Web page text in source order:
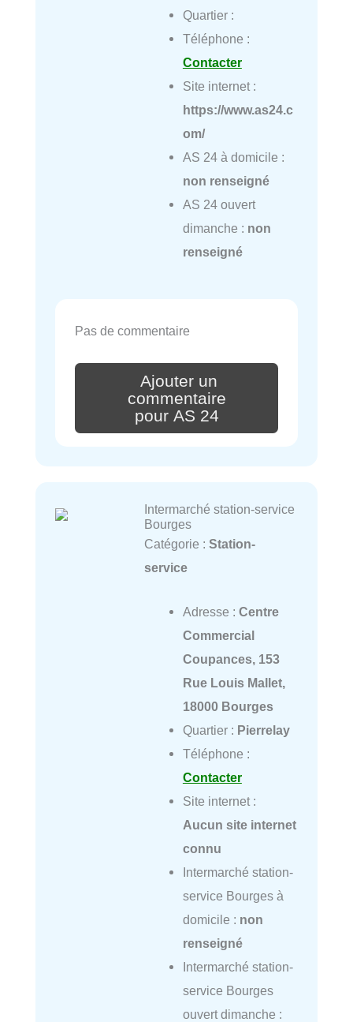
Quartier :
Téléphone :
Contacter
Site internet :
https://www.as24.c
om/
AS 24 à domicile :
non renseigné
AS 24 ouvert
dimanche : non
renseigné
Pas de commentaire
Ajouter un
commentaire
pour AS 24
Intermarché station-service
Bourges
Catégorie : Station-
service
Adresse : Centre
Commercial
Coupances, 153
Rue Louis Mallet,
18000 Bourges
Quartier : Pierrelay
Téléphone :
Contacter
Site internet :
Aucun site internet
connu
Intermarché station-
service Bourges à
domicile : non
renseigné
Intermarché station-
service Bourges
ouvert dimanche :